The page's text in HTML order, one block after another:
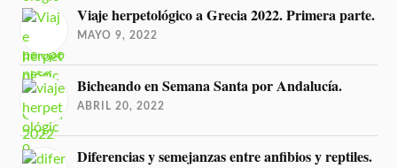
Viaje herpetológico a Grecia 2022. Primera parte.
MAYO 9, 2022
Bicheando en Semana Santa por Andalucía.
ABRIL 20, 2022
Diferencias y semejanzas entre anfibios y reptiles.